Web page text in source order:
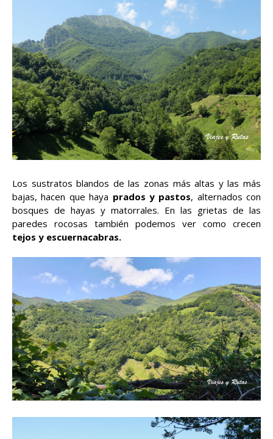
Los sustratos blandos de las zonas más altas y las más
bajas, hacen que haya prados y pastos, alternados con
bosques de hayas y matorrales. En las grietas de las
paredes rocosas también podemos ver como crecen
tejos y escuernacabras.